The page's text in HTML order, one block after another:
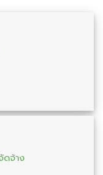
ดจ้าง